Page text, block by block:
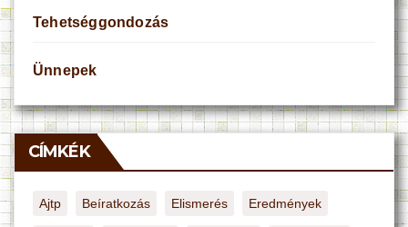
Tehetséggondozás
Ünnepek
CÍMKÉK
Ajtp Beíratkozás Elismerés Eredmények